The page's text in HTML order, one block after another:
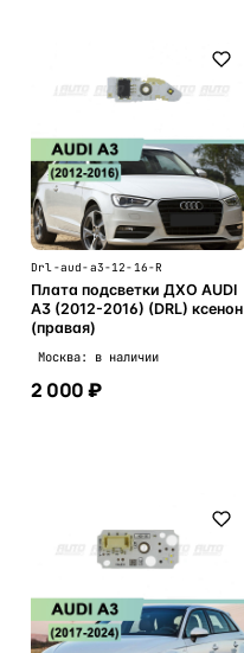
Drl-aud-a3-12-16-R
Плата подсветки ДХО AUDI
A3 (2012-2016) (DRL) ксенон
(правая)
Москва: в наличии
2 000 ₽